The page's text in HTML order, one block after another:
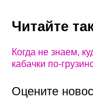
Читайте
Когда не знаем,
кабачки по-
Оцените